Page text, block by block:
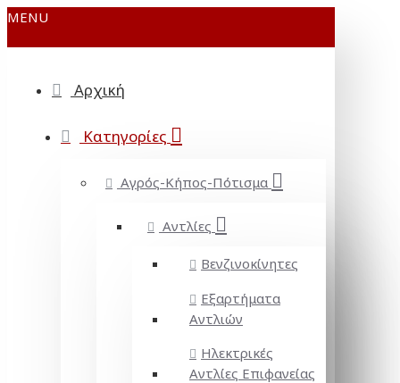
MENU
Αρχική
Κατηγορίες
Αγρός-Κήπος-Πότισμα
Αντλίες
Βενζινοκίνητες
Εξαρτήματα
Αντλιών
Ηλεκτρικές
Αντλίες Επιφανείας